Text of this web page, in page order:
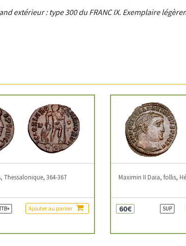
extérieur : type 300 du FRANC IX. Exemplaire
Thessalonique, 364-367
Ajouter au panier
Maximin II Daia, follis,
60€ SUP